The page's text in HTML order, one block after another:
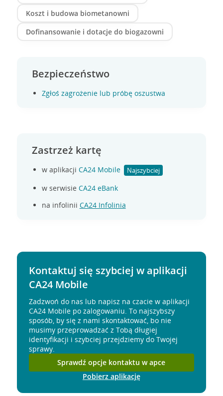
Koszt i budowa biometanowni
Dofinansowanie i dotacje do biogazowni
Bezpieczeństwo
Zgłoś zagrożenie lub próbę oszustwa
Zastrzeż kartę
w aplikacji CA24 Mobile Najszybciej
w serwisie CA24 eBank
na infolinii CA24 Infolinia
Kontaktuj się szybciej w aplikacji
CA24 Mobile
Zadzwoń do nas lub napisz na czacie w aplikacji
CA24 Mobile po zalogowaniu. To najszybszy
sposób, by się z nami skontaktować, bo nie
musimy przeprowadzać z Tobą długiej
identyfikacji i szybciej przejdziemy do Twojej
sprawy.
Sprawdź opcje kontaktu w apce
Pobierz aplikację